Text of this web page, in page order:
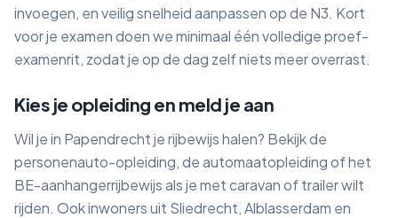
invoegen, en veilig snelheid aanpassen op de N3. Kort
voor je examen doen we minimaal één volledige proef-
examenrit, zodat je op de dag zelf niets meer overrast.
Kies je opleiding en meld je aan
Wil je in Papendrecht je rijbewijs halen? Bekijk de
personenauto-opleiding, de automaatopleiding of het
BE-aanhangerrijbewijs als je met caravan of trailer wilt
rijden. Ook inwoners uit Sliedrecht, Alblasserdam en